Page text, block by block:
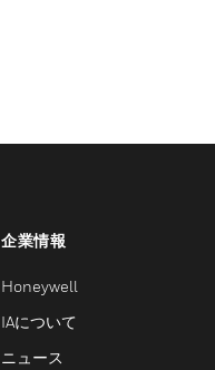
企業情報
Honeywell
IAについて
ニュース